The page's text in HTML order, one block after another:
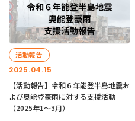
2025.04.15
活動報告
【活動報告】令和６年能登半島地震お
よび奥能登豪雨に対する支援活動
（2025年1〜3月）